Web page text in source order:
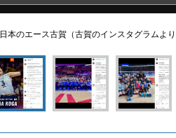
日本のエース古賀（古賀のインスタグラムより